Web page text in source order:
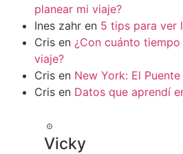
planear mi viaje?
Ines zahr en 5 tips para ver
Cris en ¿Con cuánto
viaje?
Cris en New York: El
Cris en Datos que aprendí
Vicky